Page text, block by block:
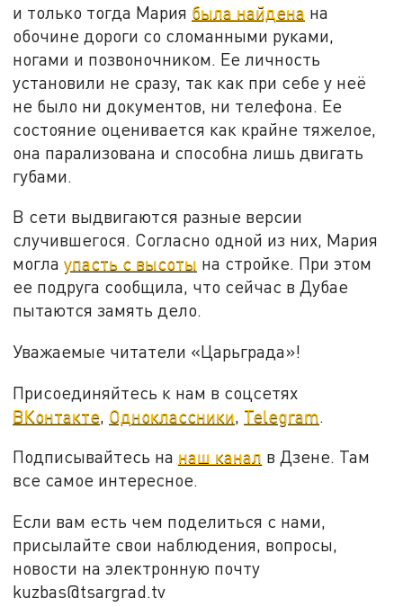
и только тогда Мария была найдена на
обочине дороги со сломанными руками,
ногами и позвоночником. Ее личность
установили не сразу, так как при себе у неё
не было ни документов, ни телефона. Ее
состояние оценивается как крайне тяжелое,
она парализована и способна лишь двигать
губами.
В сети выдвигаются разные версии
случившегося. Согласно одной из них, Мария
моглаупасть с высоты на стройке. При этом
ее подруга сообщила, что сейчас в Дубае
пытаются замять дело.
Уважаемые читатели «Царьграда»!
Присоединяйтесь к нам в соцсетях
ВКонтакте Одноклассники Telegram
Подписывайтесь на наш канал в Дзене. Там
все самое интересное.
Если вам есть чем поделиться с нами,
присылайте свои наблюдения, вопросы,
новости на электронную почту
kuzbas@tsargrad.tv